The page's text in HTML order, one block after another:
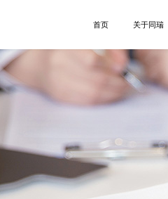
首页 关于同瑞